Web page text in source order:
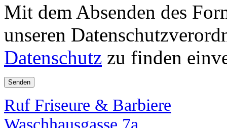
Mit dem Absenden des
unseren
Datenschutz zu finden
Ruf Friseure & Barbiere
Waschhausgasse 7a